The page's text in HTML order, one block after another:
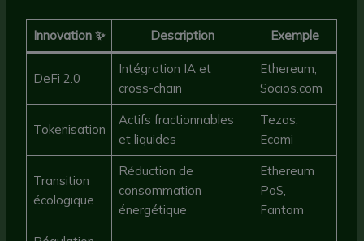
Innovation ✨ Description Exemple
DeFi 2.0
Intégration IA et
cross-chain
Ethereum,
Socios.com
Tokenisation
Actifs fractionnables
et liquides
Tezos,
Ecomi
Transition
écologique
Réduction de
consommation
énergétique
Ethereum
PoS,
Fantom